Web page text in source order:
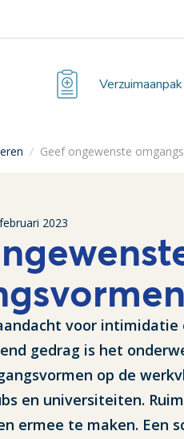
Verzuimaanpak
/ Geef ongewenste
2023
voor intimidatie
gedrag is het
op de
en universiteiten.
ermee te maken. Een